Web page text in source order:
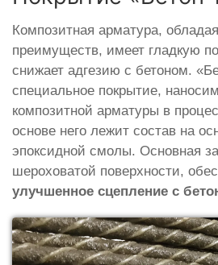
Композитная арматура,
преимуществ, имеет гладкую
снижает адгезию с бетоном.
специальное покрытие,
композитной арматуры в
основе него лежит состав на
эпоксидной смолы. Основная
шероховатой поверхности,
улучшенное сцепление с